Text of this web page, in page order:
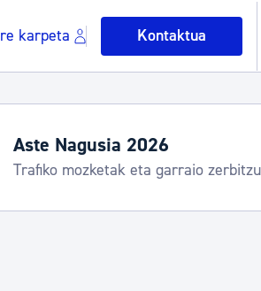
karpeta Kontaktua
Udako ordutegiak eta zerbitzuak
Udalinfo, Donostia Kirola, Donostia
Urgull, Hondalea, Turismoa